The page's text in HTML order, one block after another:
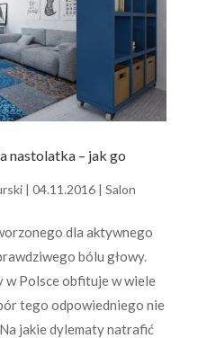
nastolatka – jak go
| 04.11.2016| Salon
dla aktywnego
bólu głowy.
w Polsce obfituje w wiele
tego odpowiedniego nie
jakie dylematy natrafić